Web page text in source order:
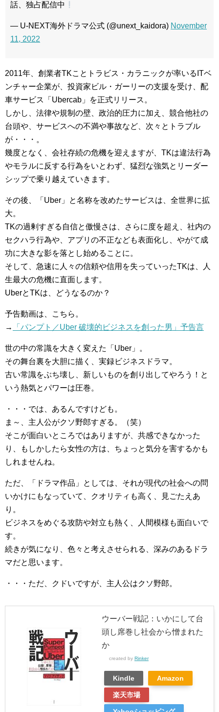
話、独占配信中
— U-NEXT海外ドラマ公式 (@unext_kaidora) November
11, 2022
2011年、創業者TKことトラビス・カラニックが率いるITベ
ンチャー企業が、投資家ビル・ガーリーの支援を受け、配
車サービス「Ubercab」を正式リリース。
しかし、法律や規制の壁、政治的圧力に加え、競合他社の
台頭や、サービスへの不満や事故など、次々とトラブル
が・・・。
幾度となく、会社存続の危機を迎えますが、TKは違法行為
やモラルに反する行為をいとわず、猛烈な強気とリーダー
シップで乗り越えていきます。
その後、「Uber」と名称を改めたサービスは、全世界に拡
大。
TKの過剰すぎる自信と傲慢さは、さらに度を超え、社内の
セクハラ行為や、アプリの不正なども表面化し、やがて成
功に大きな影を落とし始めることに。
そして、急速に人々の信頼や信用を失っていったTKは、人
生最大の危機に直面します。
UberとTKは、どうなるのか？
予告動画は、こちら。
→
「パンプト／Uber 破壊的ビジネスを創った男」予告言
世の中の常識を大きく変えた「Uber」。
その舞台裏を大胆に描く、実録ビジネスドラマ。
古い常識をぶち壊し、新しいものを創り出してやろう！と
いう熱気とパワーは圧巻。
・・・では、あるんですけども。
ま～、主人公がクソ野郎すぎる。（笑）
そこが面白いところではありますが、共感できなかった
り、もしかしたら女性の方は、ちょっと気分を害するかも
しれませんね。
ただ、「ドラマ作品」としては、それが現代の社会への問
いかけにもなっていて、クオリティも高く、見ごたえあ
り。
ビジネスをめぐる攻防や対立も熱く、人間模様も面白いで
す。
続きが気になり、色々と考えさせられる、深みのあるドラ
マだと思います。
・・・ただ、クドいですが、主人公はクソ野郎。
ウーバー戦記：いかにして台
頭し席巻し社会から憎まれた
か
created by Rinker
Kindle Amazon
楽天市場